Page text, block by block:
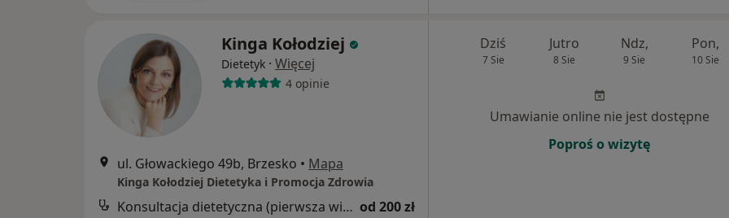
Kinga Kołodziej
Dietetyk · Więcej
4 opinie
ul. Głowackiego 49b, Brzesko • Mapa
Kinga Kołodziej Dietetyka i Promocja Zdrowia
Konsultacja dietetyczna (pierwsza wizyta) od 200 zł
Dziś
7 Sie
Jutro
8 Sie
Ndz,
9 Sie
Pon,
10 Sie
Umawianie online nie jest dostępne
Poproś o wizytę